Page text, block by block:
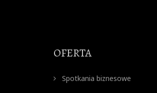
OFERTA
Spotkania biznesowe